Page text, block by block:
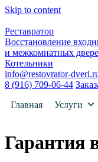
Skip to content
Реставратор
Восстановление
и межкомнатных
Котельники
info@restovrator-
8 (916) 709-06-44
Главная
Услуги
Гарантия